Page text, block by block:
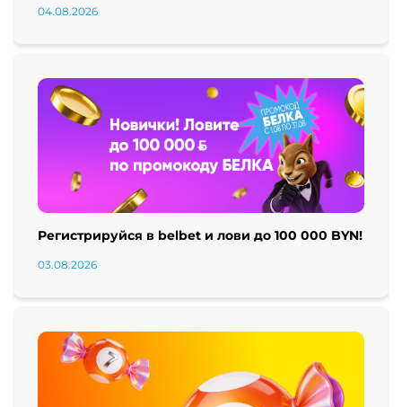
04.08.2026
Регистрируйся в belbet и лови до 100 000 BYN!
03.08.2026